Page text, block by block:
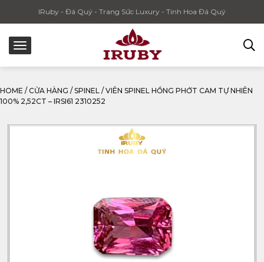
IRuby - Đá Quý - Trang Sức Luxury - Tinh Hoa Đá Quý
HOME / CỬA HÀNG / SPINEL / VIÊN SPINEL HỒNG PHỚT CAM TỰ NHIÊN
100% 2,52CT – IRSI61 2310252